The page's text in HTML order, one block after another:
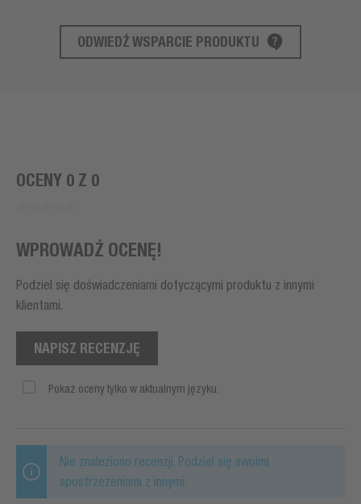
WSPARCIE PRODUKTU
ODWIEDŹ WSPARCIE PRODUKTU
OCENY 0 Z 0
WPROWADŹ OCENĘ!
Podziel się doświadczeniami dotyczącymi produktu z innymi
klientami.
NAPISZ RECENZJĘ
Pokaż oceny tylko w aktualnym języku.
Nie znaleziono recenzji. Podziel się swoimi
spostrzeżeniami z innymi.